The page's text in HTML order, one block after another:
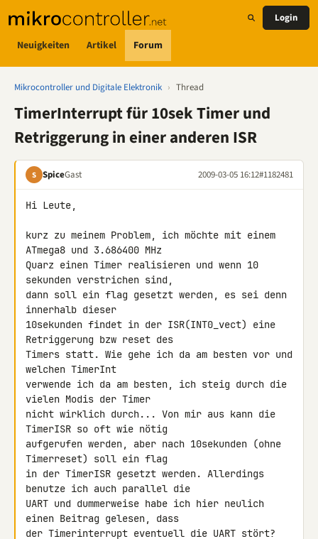
Neuigkeiten Artikel Forum
Login
Mikrocontroller und Digitale Elektronik › Thread
TimerInterrupt für 10sek Timer und
Retriggerung in einer anderen ISR
S SpiceGast 2009-03-05 16:12#1182481
Hi Leute,
kurz zu meinem Problem, ich möchte mit einem
ATmega8 und 3.686400 MHz
Quarz einen Timer realisieren und wenn 10
sekunden verstrichen sind,
dann soll ein flag gesetzt werden, es sei denn
innerhalb dieser
10sekunden findet in der ISR(INT0_vect) eine
Retriggerung bzw reset des
Timers statt. Wie gehe ich da am besten vor und
welchen TimerInt
verwende ich da am besten, ich steig durch die
vielen Modis der Timer
nicht wirklich durch... Von mir aus kann die
TimerISR so oft wie nötig
aufgerufen werden, aber nach 10sekunden (ohne
Timerreset) soll ein flag
in der TimerISR gesetzt werden. Allerdings
benutze ich auch parallel die
UART und dummerweise habe ich hier neulich
einen Beitrag gelesen, dass
der Timerinterrupt eventuell die UART stört?